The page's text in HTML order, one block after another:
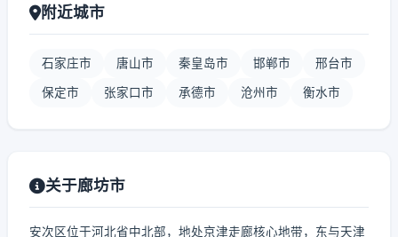
附近城市
石家庄市 唐山市 秦皇岛市 邯郸市 邢台市
保定市 张家口市 承德市 沧州市 衡水市
关于廊坊市
安次区位于河北省中北部，地处京津走廊核心地带，东与天津